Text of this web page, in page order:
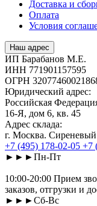
Доставка и
Оплата
Условия
Наш адрес
ИП Барабанов М.Е.
ИНН 771901157595
ОГРН
Юридический адрес:
Российская
16-Я, дом 6, кв. 45
Адрес склада:
г. Москва. Сиреневый
+7 (495) 178-02-05 +7
►►►Пн-Пт
10:00-20:00 Прием
заказов, отгрузки и
►►►Сб-Вс